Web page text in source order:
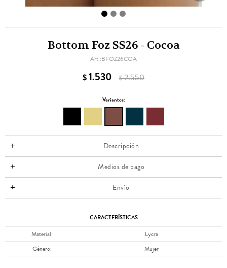
Bottom Foz SS26 - Cocoa
BFOZ26COA
$1.530 $2.550
Variantes:
Descripción
Medios de pago
Envío
CARACTERÍSTICAS
Material
Lycra
Género
Mujer